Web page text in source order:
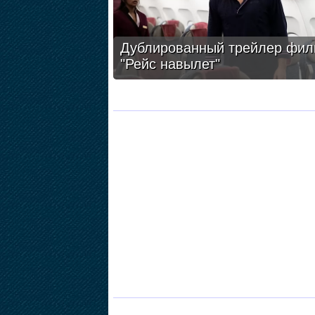
Дублированный трейлер
"Рейс навылет"